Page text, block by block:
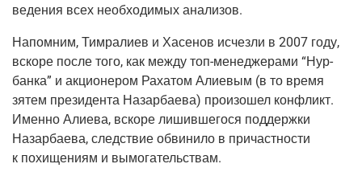
ве­де­ния всех необ­хо­ди­мых анализов.
Напом­ним, Тим­ра­ли­ев и Хасе­нов исчез­ли в 2007 году,
вско­ре после того, как меж­ду топ-мене­дже­ра­ми “Нур­
бан­ка” и акци­о­не­ром Раха­том Али­е­вым (в то вре­мя
зятем пре­зи­ден­та Назар­ба­е­ва) про­изо­шел кон­фликт.
Имен­но Али­е­ва, вско­ре лишив­ше­го­ся под­держ­ки
Назар­ба­е­ва, след­ствие обви­ни­ло в при­част­но­сти
к похи­ще­ни­ям и вымогательствам.